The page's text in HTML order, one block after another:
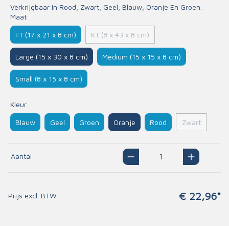
Verkrijgbaar In Rood, Zwart, Geel, Blauw, Oranje En Groen.
Maat
FT (17 x 21 x 8 cm) KT (8 x 43 x 8 cm)
Large (15 x 30 x 8 cm) Medium (15 x 15 x 8 cm)
Small (8 x 15 x 8 cm)
Kleur
Blauw Geel Groen Oranje Rood Zwart
Aantal
Prijs excl. BTW € 22,96*